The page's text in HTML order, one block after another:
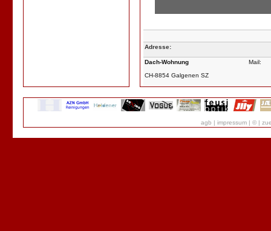
Adresse:
Dach-Wohnung
CH-8854 Galgenen SZ
Mail:
agb | impressum | © |